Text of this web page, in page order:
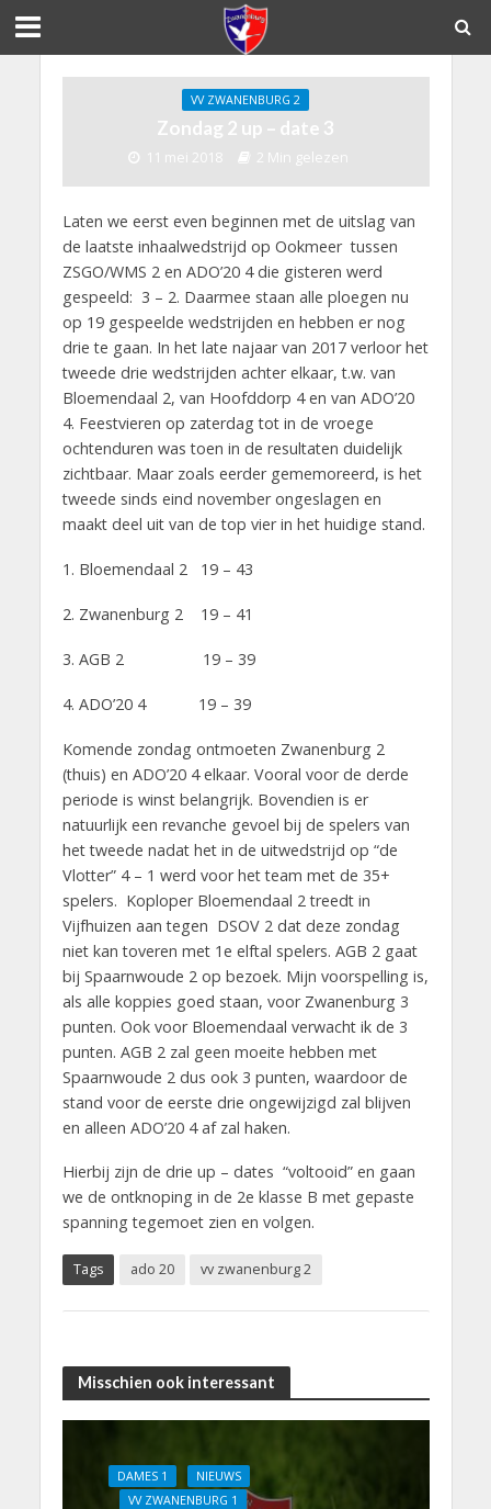
VV ZWANENBURG 2
Zondag 2 up – date 3
11 mei 2018 2 Min gelezen
Laten we eerst even beginnen met de uitslag van
de laatste inhaalwedstrijd op Ookmeer tussen
ZSGO/WMS 2 en ADO’20 4 die gisteren werd
gespeeld: 3 – 2. Daarmee staan alle ploegen nu
op 19 gespeelde wedstrijden en hebben er nog
drie te gaan. In het late najaar van 2017 verloor het
tweede drie wedstrijden achter elkaar, t.w. van
Bloemendaal 2, van Hoofddorp 4 en van ADO’20
4. Feestvieren op zaterdag tot in de vroege
ochtenduren was toen in de resultaten duidelijk
zichtbaar. Maar zoals eerder gememoreerd, is het
tweede sinds eind november ongeslagen en
maakt deel uit van de top vier in het huidige stand.
1. Bloemendaal 2 19 – 43
2. Zwanenburg 2 19 – 41
3. AGB 2 19 – 39
4. ADO’20 4 19 – 39
Komende zondag ontmoeten Zwanenburg 2
(thuis) en ADO’20 4 elkaar. Vooral voor de derde
periode is winst belangrijk. Bovendien is er
natuurlijk een revanche gevoel bij de spelers van
het tweede nadat het in de uitwedstrijd op “de
Vlotter” 4 – 1 werd voor het team met de 35+
spelers. Koploper Bloemendaal 2 treedt in
Vijfhuizen aan tegen DSOV 2 dat deze zondag
niet kan toveren met 1e elftal spelers. AGB 2 gaat
bij Spaarnwoude 2 op bezoek. Mijn voorspelling is,
als alle koppies goed staan, voor Zwanenburg 3
punten. Ook voor Bloemendaal verwacht ik de 3
punten. AGB 2 zal geen moeite hebben met
Spaarnwoude 2 dus ook 3 punten, waardoor de
stand voor de eerste drie ongewijzigd zal blijven
en alleen ADO’20 4 af zal haken.
Hierbij zijn de drie up – dates “voltooid” en gaan
we de ontknoping in de 2e klasse B met gepaste
spanning tegemoet zien en volgen.
Tags ado 20 vv zwanenburg 2
Misschien ook interessant
DAMES 1
NIEUWS
VV ZWANENBURG 1